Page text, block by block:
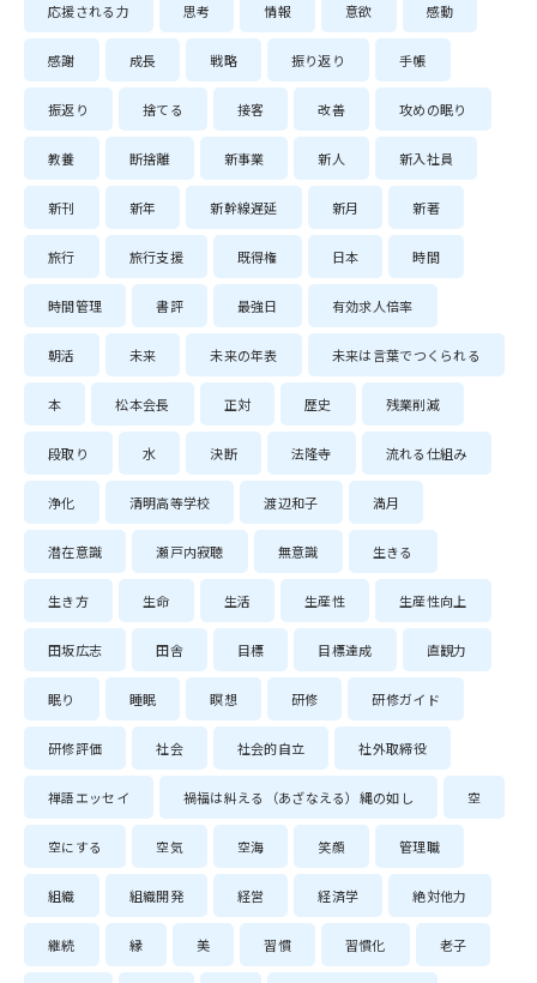
応援される力 思考 情報 意欲 感動
感謝 成長 戦略 振り返り 手帳
振返り 捨てる 接客 改善 攻めの眠り
教養 断捨離 新事業 新人 新入社員
新刊 新年 新幹線遅延 新月 新著
旅行 旅行支援 既得権 日本 時間
時間管理 書評 最強日 有効求人倍率
朝活 未来 未来の年表 未来は言葉でつくられる
本 松本会長 正対 歴史 残業削減
段取り 水 決断 法隆寺 流れる仕組み
浄化 清明高等学校 渡辺和子 満月
潜在意識 瀬戸内寂聴 無意識 生きる
生き方 生命 生活 生産性 生産性向上
田坂広志 田舎 目標 目標達成 直観力
眠り 睡眠 瞑想 研修 研修ガイド
研修評価 社会 社会的自立 社外取締役
禅語エッセイ 禍福は糾える（あざなえる）縄の如し 空
空にする 空気 空海 笑顔 管理職
組織 組織開発 経営 経済学 絶対他力
継続 縁 美 習慣 習慣化 老子